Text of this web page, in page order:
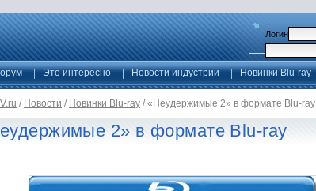
Логин
Это интересно Новости индустрии Новинки Blu-ray
/ Новости / Новинки Blu-ray / «Неудержимые 2» в формате Blu-ray
2» в формате Blu-ray